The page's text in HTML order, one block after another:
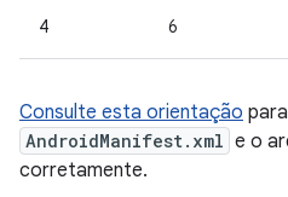
4 6
Consulte esta orientação
AndroidManifest.xml e o
corretamente.